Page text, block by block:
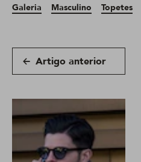
Galeria Masculino Topetes
Artigo anterior